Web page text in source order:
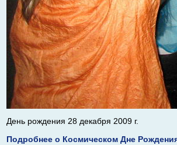
День рождения 28 декабря 2009 г.
Подробнее о Космическом Дне